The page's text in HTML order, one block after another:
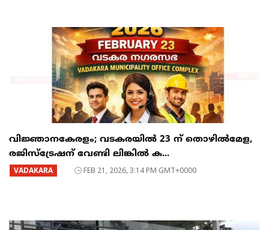
വിജ്ഞാനകേരളം; വടകരയിൽ 23 ന് തൊഴിൽമേള,
രജിസ്ട്രേഷന് വേണ്ടി ലിങ്കിൽ ക...
VADAKARA FEB 21, 2026, 3:14 PM GMT+0000